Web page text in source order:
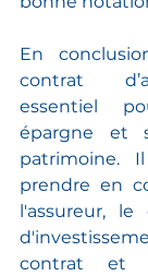
En
contrat
essentiel
épargne et
patrimoine.
prendre en
l'assureur,
contrat et